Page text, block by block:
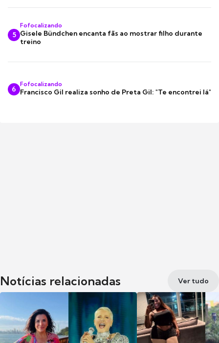
5
Fofocalizando
Gisele Bündchen encanta fãs ao mostrar filho durante
treino
6
Fofocalizando
Francisco Gil realiza sonho de Preta Gil: "Te encontrei lá"
Notícias relacionadas Ver tudo